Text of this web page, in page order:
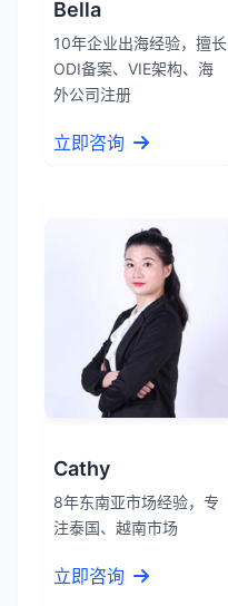
Bella
10年企业出海经验，擅长
ODI备案、VIE架构、海
外公司注册
立即咨询
Cathy
8年东南亚市场经验，专
注泰国、越南市场
立即咨询